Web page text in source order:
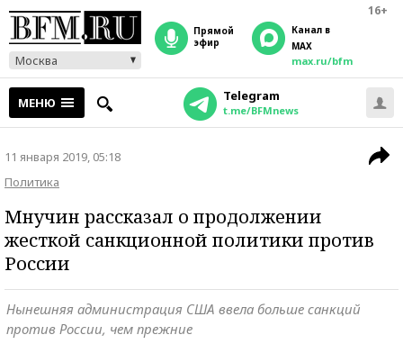
16+
Москва
прямой
эфир
Канал в
MAX
max.ru/bfm
МЕНЮ Telegram
t.me/BFMnews
11 января 2019, 05:18
Политика
Мнучин рассказал о продолжении
жесткой санкционной политики против
России
Нынешняя администрация США ввела больше санкций
против России, чем прежние